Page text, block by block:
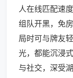
人在线匹配速
组队开黑，免
局时可与牌友
光，都能沉浸
与社交，深受